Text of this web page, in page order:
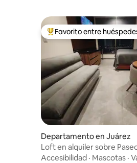
De los mejores en Favorito
Favorito entre
Departamento en Juárez
Loft en alquiler sobre
Reforma
Accesibilidad · Mascotas ·